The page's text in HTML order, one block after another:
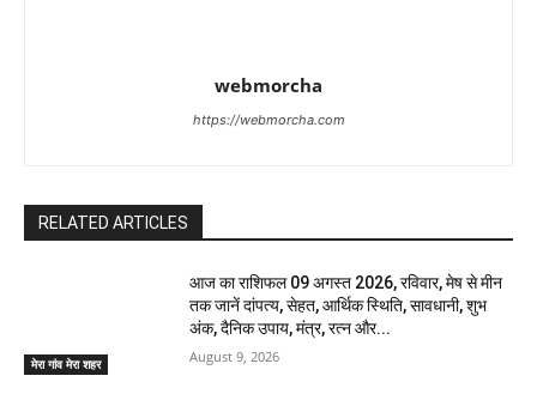
webmorcha
https://webmorcha.com
RELATED ARTICLES
मेरा गांव मेरा शहर
आज का राशिफल 09 अगस्त 2026, रविवार, मेष से मीन
तक जानें दांपत्य, सेहत, आर्थिक स्थिति, सावधानी, शुभ
अंक, दैनिक उपाय, मंत्र, रत्न और...
August 9, 2026